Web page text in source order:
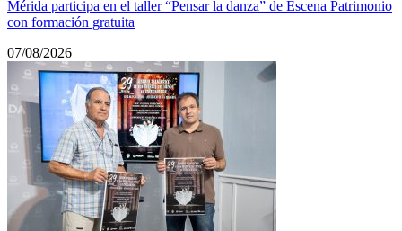
Mérida participa en el taller “Pensar la danza” de Escena Patrimonio
con formación gratuita
07/08/2026